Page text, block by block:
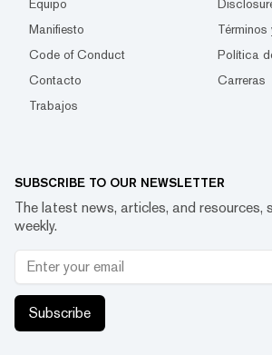
Equipo
Manifiesto
Code of Conduct
Política
Contacto
Carreras
Trabajos
SUBSCRIBE TO OUR NEWSLETTER
The latest news, articles, and resources,
weekly.
Subscribe